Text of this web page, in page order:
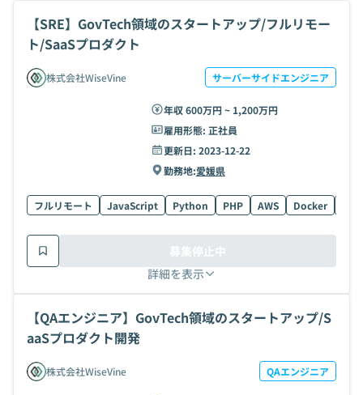
【SRE】GovTech領域のスタートアップ/フルリモー
ト/SaaSプロダクト
株式会社WiseVine サーバーサイドエンジニア
年収 600万円 ~ 1,200万円
雇用形態: 正社員
更新日: 2023-12-22
勤務地:愛媛県
フルリモート JavaScript Python PHP AWS Docker
詳細を表示
募集停止中
【QAエンジニア】GovTech領域のスタートアップ/S
aaSプロダクト開発
株式会社WiseVine QAエンジニア